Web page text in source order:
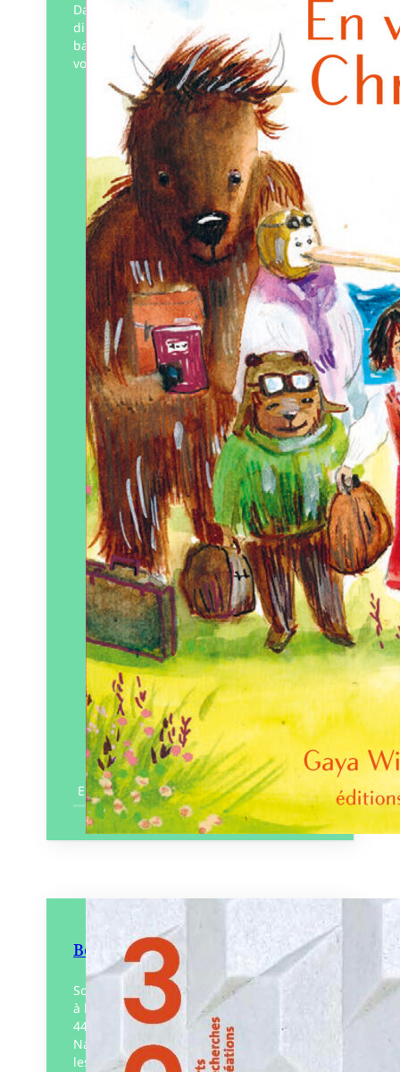
Dans ce nouvel album de Chnourka,
direction l’océan ! En train, en biplan, en
bateau ou bien en tandem, chacun fera le
voyage à son rythme et tous…
Éditeur :MeMo
Paru le
05/06/2026
En savoir plus
Béton
Souvent stigmatisé, le béton est pourtant
à la fois moderne et patrimonial. Du CAP
44 de Nantes à la reconstruction de Saint-
Nazaire et aux chantiers contemporains,
les Pays…